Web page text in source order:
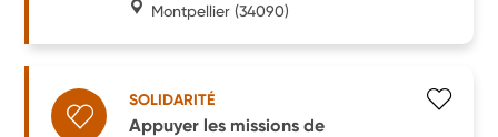
Montpellier (34090)
SOLIDARITÉ
Appuyer les missions de